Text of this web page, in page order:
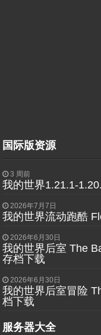
国际版资源
3 周前
我的世界1.21.1-
2026年7月7日
我的世界流动跑酷
2026年6月30日
我的世界后室 The
存档下载
2026年6月30日
我的世界后室冒险
档下载
服务器大全